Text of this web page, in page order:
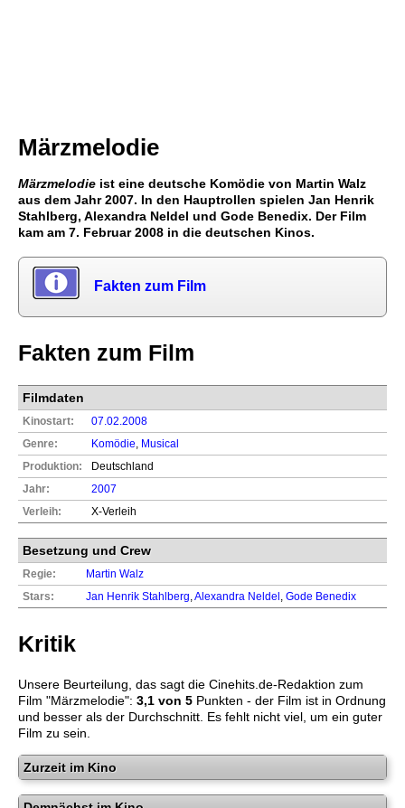
Märzmelodie
Märzmelodie ist eine deutsche Komödie von Martin Walz
aus dem Jahr 2007. In den Hauptrollen spielen Jan Henrik
Stahlberg, Alexandra Neldel und Gode Benedix. Der Film
kam am 7. Februar 2008 in die deutschen Kinos.
Fakten zum Film
Fakten zum Film
Filmdaten
Kinostart:
07.02.2008
Genre:
Komödie Musical
Produktion:
Deutschland
Jahr:
2007
Verleih:
X-Verleih
Besetzung und Crew
Regie:
Martin Walz
Stars:
Jan Henrik Stahlberg Alexandra Neldel Gode Benedix
Kritik
Unsere Beurteilung, das sagt die Cinehits.de-Redaktion zum
Film "Märzmelodie": 3,1 von 5 Punkten - der Film ist in Ordnung
und besser als der Durchschnitt. Es fehlt nicht viel, um ein guter
Film zu sein.
Zurzeit im Kino